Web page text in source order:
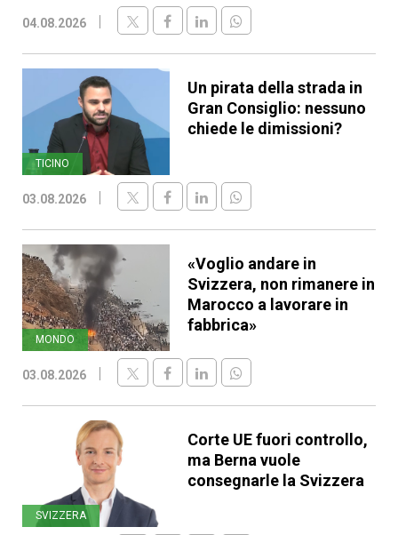
04.08.2026
TICINO
Un pirata della strada in
Gran Consiglio: nessuno
chiede le dimissioni?
03.08.2026
MONDO
«Voglio andare in
Svizzera, non rimanere in
Marocco a lavorare in
fabbrica»
03.08.2026
SVIZZERA
Corte UE fuori controllo,
ma Berna vuole
consegnarle la Svizzera